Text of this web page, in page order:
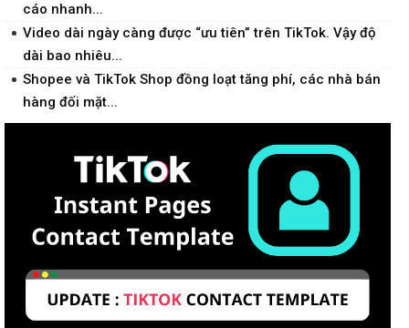
cáo nhanh...
Video dài ngày càng được “ưu tiên” trên TikTok. Vậy độ
dài bao nhiêu...
Shopee và TikTok Shop đồng loạt tăng phí, các nhà bán
hàng đối mặt...